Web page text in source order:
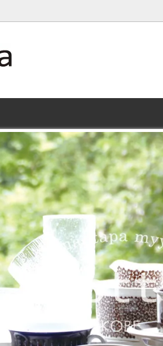
ンラインストア【アラビア,クイスト
仲里
山口真
衛門窯 西端
代市陶房 森本
長町香